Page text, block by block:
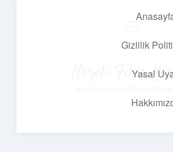
Gizlilik
Yasal
Neşeli Fikir